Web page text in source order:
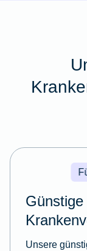
Günstige
Unsere